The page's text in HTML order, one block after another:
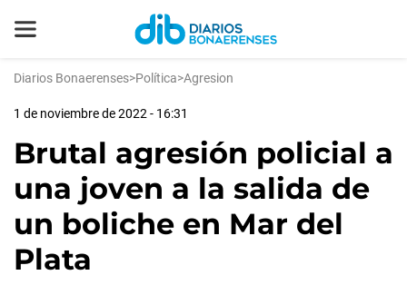
Diarios Bonaerenses>Política>Agresion
1 de noviembre de 2022 - 16:31
Brutal agresión policial a
una joven a la salida de
un boliche en Mar del
Plata